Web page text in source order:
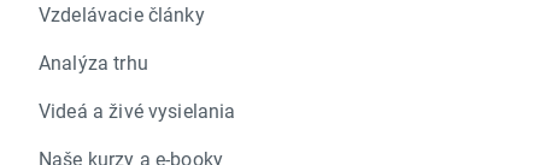
Vzdelávacie články
Analýza trhu
Videá a živé vysielania
Naše kurzy a e-booky